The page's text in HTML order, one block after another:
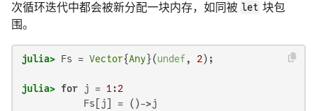
次循环迭代中都会被新分配一块内存，如同被 let 块包
围。
julia> Fs = Vector{Any}(undef, 2
julia> for j = 1 :2
           Fs[j] = ()->j